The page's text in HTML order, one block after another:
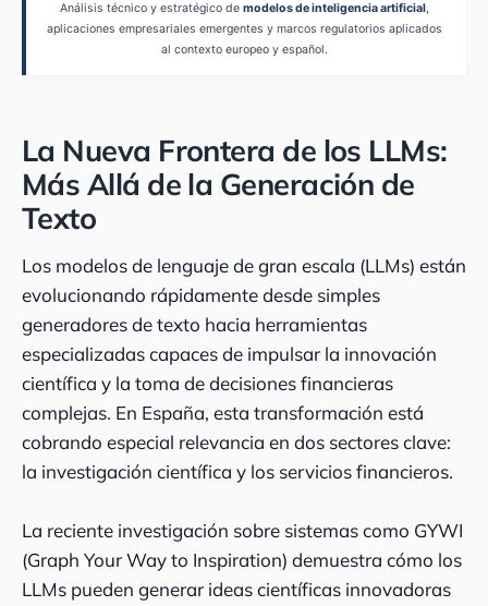
Análisis técnico y estratégico demodelos de inteligencia artificial,
aplicaciones empresariales emergentes y marcos regulatorios aplicados
al contexto europeo y español.
La Nueva Frontera de los LLMs:
Más Allá de la Generación de
Texto
Los modelos de lenguaje de gran escala (LLMs) están
evolucionando rápidamente desde simples
generadores de texto hacia herramientas
especializadas capaces de impulsar la innovación
científica y la toma de decisiones financieras
complejas. En España, esta transformación está
cobrando especial relevancia en dos sectores clave:
la investigación científica y los servicios financieros.
La reciente investigación sobre sistemas como GYWI
(Graph Your Way to Inspiration) demuestra cómo los
LLMs pueden generar ideas científicas innovadoras